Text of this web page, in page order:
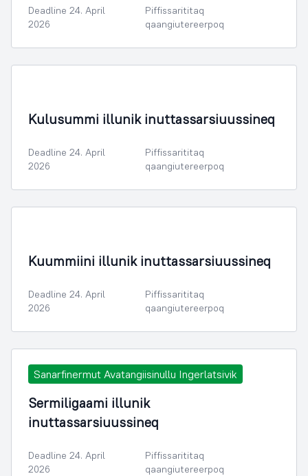
Deadline 24. April
2026
Piffissarititaq
qaangiutereerpoq
Kulusummi illunik inuttassarsiuussineq
Deadline 24. April
2026
Piffissarititaq
qaangiutereerpoq
Kuummiini illunik inuttassarsiuussineq
Deadline 24. April
2026
Piffissarititaq
qaangiutereerpoq
Sanarfinermut Avatangiisinullu Ingerlatsivik
Sermiligaami illunik
inuttassarsiuussineq
Deadline 24. April
2026
Piffissarititaq
qaangiutereerpoq